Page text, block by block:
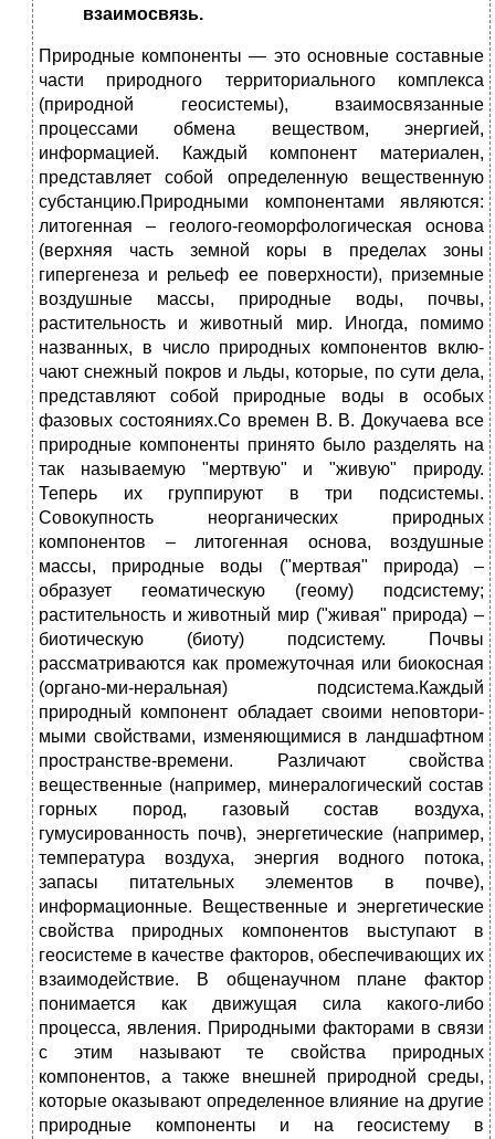
взаимосвязь.
Природные компоненты — это основные со­ставные
части природного территориального комплекса
(природ­ной геосистемы), взаимосвязанные
процессами обмена веществом, энергией,
информацией. Каждый компонент материален,
представ­ляет собой определенную вещественную
субстанцию.Природными компонентами являются:
литогенная – геоло­го-геоморфологическая основа
(верхняя часть земной коры в пределах зоны
гипергенеза и рельеф ее поверхности), приземные
воздушные массы, природные воды, почвы,
растительность и животный мир. Иногда, помимо
названных, в число природных компонентов вклю­
чают снежный покров и льды, которые, по сути дела,
представля­ют собой природные воды в особых
фазовых состояниях.Со времен В. В. Докучаева все
природные компоненты при­нято было разделять на
так называемую "мертвую" и "живую" при­роду.
Теперь их группируют в три подсистемы.
Совокупность не­органических природных
компонентов – литогенная основа, воз­душные
массы, природные воды ("мертвая" природа) –
образует геоматическую (геому) подсистему;
растительность и животный мир ("живая" природа) –
биотическую (биоту) подсистему. Почвы
рассматриваются как промежуточная или биокосная
(органо-ми-неральная) подсистема.Каждый
природный компонент обладает своими неповтори­
мыми свойствами, изменяющимися в ландшафтном
пространстве-времени. Различают свойства
вещественные (например, минералогический состав
горных пород, газовый состав воздуха,
гумусированность почв), энергетические (например,
температура воздуха, энергия водного потока,
запасы питательных элементов в почве),
информационные. Вещественные и энергетические
свойства природных компонентов выступают в
геосистеме в качестве фак­торов, обеспечивающих их
взаимодействие. В общенаучном плане фактор
понимается как движущая сила какого-либо
процесса, яв­ления. Природными факторами в связи
с этим называют те свой­ства природных
компонентов, а также внешней природной среды,
которые оказывают определенное влияние на другие
природные компоненты и на геосистему в